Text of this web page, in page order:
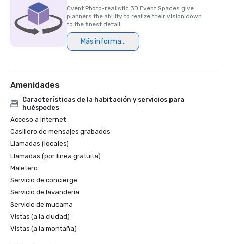
Cvent Photo-realistic 3D Event Spaces give
planners the ability to realize their vision down
to the finest detail.
Más información
Amenidades
Características de la habitación y servicios para
huéspedes
Acceso a Internet
Casillero de mensajes grabados
Llamadas (locales)
Llamadas (por línea gratuita)
Maletero
Servicio de concierge
Servicio de lavandería
Servicio de mucama
Vistas (a la ciudad)
Vistas (a la montaña)